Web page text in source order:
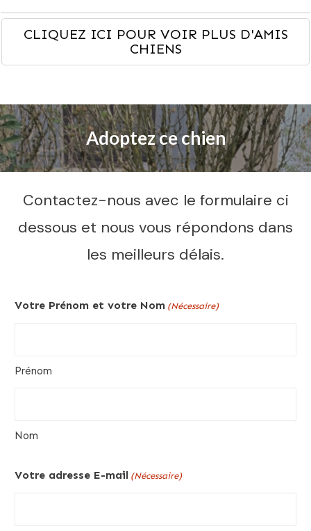
CLIQUEZ ICI POUR VOIR PLUS D'AMIS
CHIENS
Adoptez ce chien
Contactez-nous avec le formulaire ci
dessous et nous vous répondons dans
les meilleurs délais.
Votre Prénom et votre Nom (Nécessaire)
Prénom
Nom
Votre adresse E-mail (Nécessaire)